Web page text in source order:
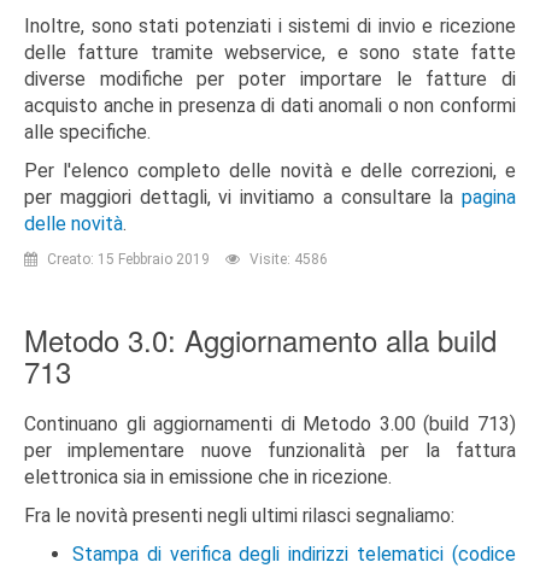
Inoltre, sono stati potenziati i sistemi di invio e ricezione
delle fatture tramite webservice, e sono state fatte
diverse modifiche per poter importare le fatture di
acquisto anche in presenza di dati anomali o non conformi
alle specifiche.
Per l'elenco completo delle novità e delle correzioni, e
per maggiori dettagli, vi invitiamo a consultare la pagina
delle novità.
Creato: 15 Febbraio 2019 Visite: 4586
Metodo 3.0: Aggiornamento alla build
713
Continuano gli aggiornamenti di Metodo 3.00 (build 713)
per implementare nuove funzionalità per la fattura
elettronica sia in emissione che in ricezione.
Fra le novità presenti negli ultimi rilasci segnaliamo:
Stampa di verifica degli indirizzi telematici (codice